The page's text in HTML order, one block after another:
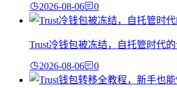
2026-08-06 0
Trust冷钱包被冻结，自托管时代
2026-08-06 0